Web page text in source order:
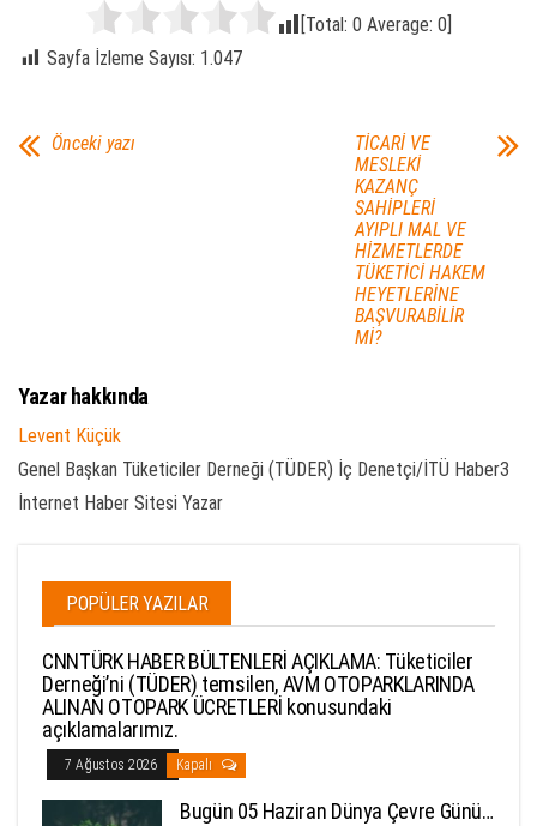
[Total: 0 Average: 0]
Sayfa İzleme Sayısı: 1.047
Önceki yazı
TİCARİ VE
MESLEKİ
KAZANÇ
SAHİPLERİ
AYIPLI MAL VE
HİZMETLERDE
TÜKETİCİ HAKEM
HEYETLERİNE
BAŞVURABİLİR
Mİ?
Yazar hakkında
Levent Küçük
Genel Başkan Tüketiciler Derneği (TÜDER) İç Denetçi/İTÜ Haber3
İnternet Haber Sitesi Yazar
POPÜLER YAZILAR
CNNTÜRK HABER BÜLTENLERİ AÇIKLAMA: Tüketiciler
Derneği’ni (TÜDER) temsilen, AVM OTOPARKLARINDA
ALINAN OTOPARK ÜCRETLERİ konusundaki
açıklamalarımız.
7 Ağustos 2026 Kapalı
Bugün 05 Haziran Dünya Çevre Günü…